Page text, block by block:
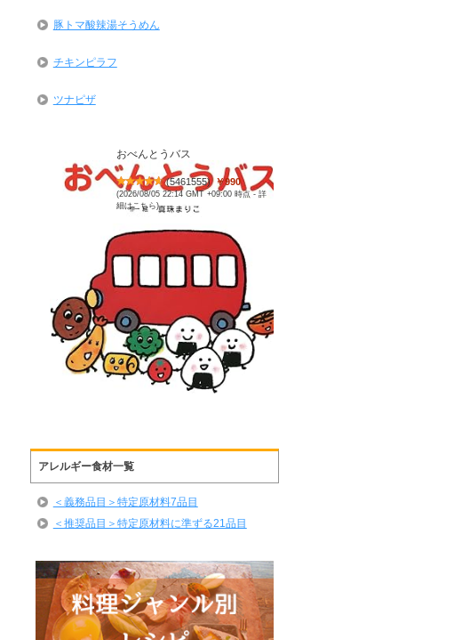
豚トマ酸辣湯そうめん
チキンピラフ
ツナピザ
おべんとうバス
(5461555) ￥990
(2026/08/05 22:14 GMT +09:00 時点 -詳
細はこちら)
アレルギー食材一覧
＜義務品目＞特定原材料7品目
＜推奨品目＞特定原材料に準ずる21品目